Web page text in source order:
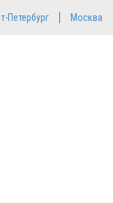
Петербург Москва